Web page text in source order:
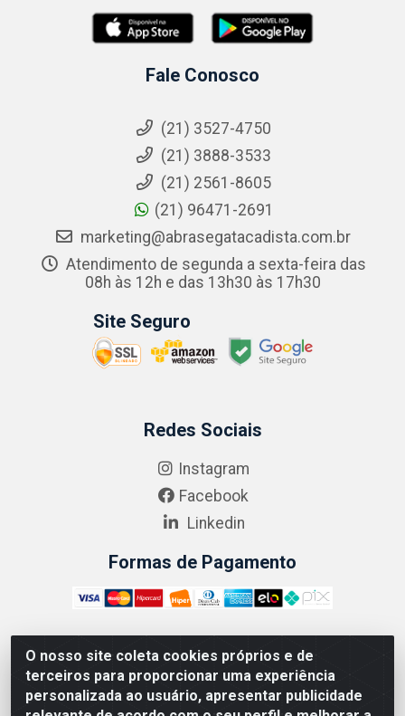
O nosso site coleta cookies próprios e de
terceiros para proporcionar uma experiência
personalizada ao usuário, apresentar publicidade
Fale Conosco
(21) 3527-4750
(21) 3888-3533
(21) 2561-8605
(21) 96471-2691
marketing@abrasegatacadista.com.br
Atendimento de segunda a sexta-feira das
08h às 12h e das 13h30 às 17h30
Site Seguro
Redes Sociais
Instagram
Facebook
Linkedin
Formas de Pagamento
ABRASEG COMÉRCIO ATACADISTA LTDA - CNPJ:
10.894.768/0001-00 - Avenida Lobo Júnior, 1045 -
Penha Circular - Rio de Janeiro - RJ - CEP 21020-124